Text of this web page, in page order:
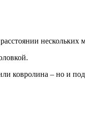
нескольких
ковролина – но и